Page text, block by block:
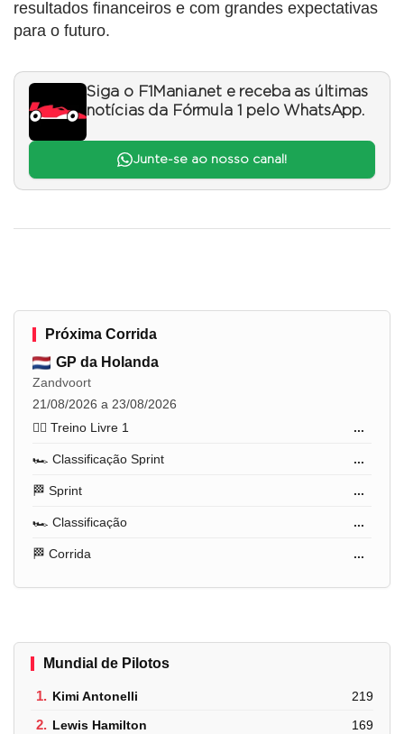
resultados financeiros e com grandes expectativas
para o futuro.
Siga o F1Mania.net e receba as últimas
notícias da Fórmula 1 pelo WhatsApp.
Junte-se ao nosso canal!
Próxima Corrida
GP da Holanda
Zandvoort
21/08/2026 a 23/08/2026
🏋️‍♂️ Treino Livre 1
...
🏎️ Classificação Sprint ...
🏁 Sprint ...
🏎️ Classificação ...
🏁 Corrida ...
Mundial de Pilotos
1. Kimi Antonelli 219
2. Lewis Hamilton 169